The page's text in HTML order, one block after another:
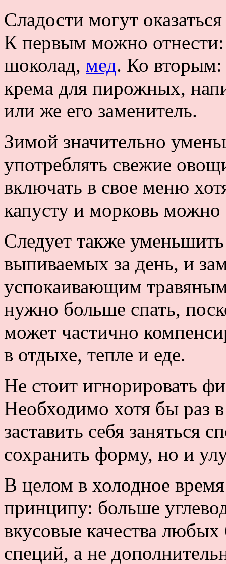
Сладости могут
К первым можно
шоколад, мед. Ко вторым:
крема для пирожных,
или же его заменитель.
Зимой значительно
употреблять свежие
включать в свое меню
капусту и морковь можно
Следует также
выпиваемых за день, и
успокаивающим
нужно больше спать,
может частично
в отдыхе, тепле и еде.
Не стоит игнорировать
Необходимо хотя бы раз
заставить себя заняться
сохранить форму, но и
В целом в холодное
принципу: больше
вкусовые качества
специй, а не